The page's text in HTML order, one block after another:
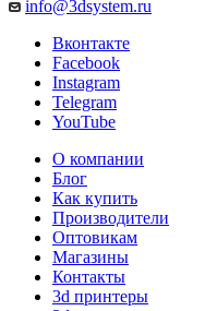
info@3dsystem.ru
Вконтакте
Facebook
Instagram
Telegram
YouTube
О компании
Блог
Как купить
Производители
Оптовикам
Магазины
Контакты
3d принтеры